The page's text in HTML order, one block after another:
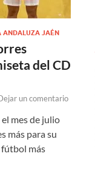
ANDALUZA JAÉN
del CD
un comentario
mes de julio
más para su
más